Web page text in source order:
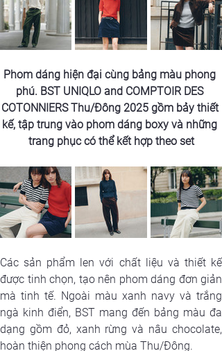
Phom dáng hiện đại cùng bảng màu phong
phú. BST UNIQLO and COMPTOIR DES
COTONNIERS Thu/Đông 2025 gồm bảy thiết
kế, tập trung vào phom dáng boxy và những
trang phục có thể kết hợp theo set
Các sản phẩm len với chất liệu và thiết kế
được tinh chọn, tạo nên phom dáng đơn giản
mà tinh tế. Ngoài màu xanh navy và trắng
ngà kinh điển, BST mang đến bảng màu đa
dạng gồm đỏ, xanh rừng và nâu chocolate,
hoàn thiện phong cách mùa Thu/Đông.